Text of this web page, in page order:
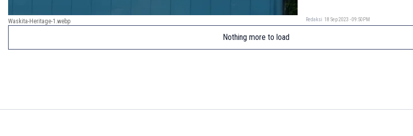
Redaksi 18 Sep 2023 - 09:50PM
Waskita-Heritage-1.webp
Nothing more to load